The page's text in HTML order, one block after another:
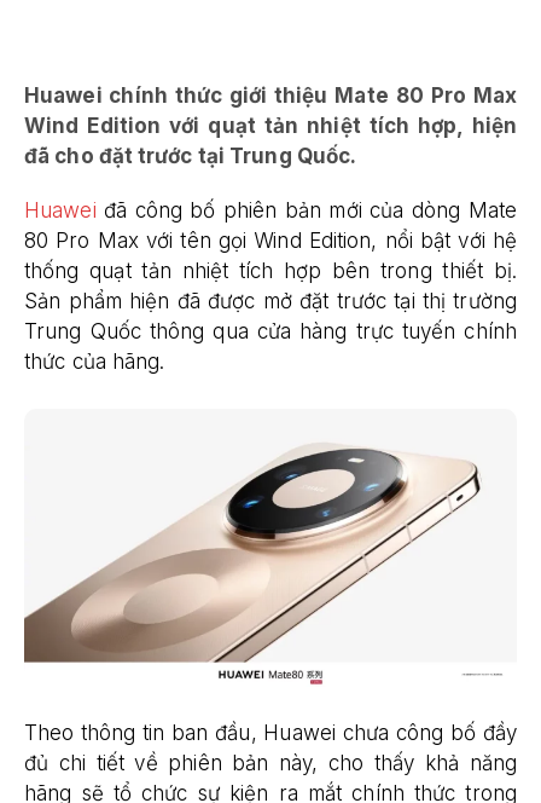
Huawei chính thức giới thiệu Mate 80 Pro Max
Wind Edition với quạt tản nhiệt tích hợp, hiện
đã cho đặt trước tại Trung Quốc.
Huawei đã công bố phiên bản mới của dòng Mate
80 Pro Max với tên gọi Wind Edition, nổi bật với hệ
thống quạt tản nhiệt tích hợp bên trong thiết bị.
Sản phẩm hiện đã được mở đặt trước tại thị trường
Trung Quốc thông qua cửa hàng trực tuyến chính
thức của hãng.
Theo thông tin ban đầu, Huawei chưa công bố đầy
đủ chi tiết về phiên bản này, cho thấy khả năng
hãng sẽ tổ chức sự kiện ra mắt chính thức trong